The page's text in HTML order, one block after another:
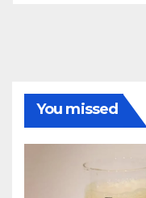
You missed